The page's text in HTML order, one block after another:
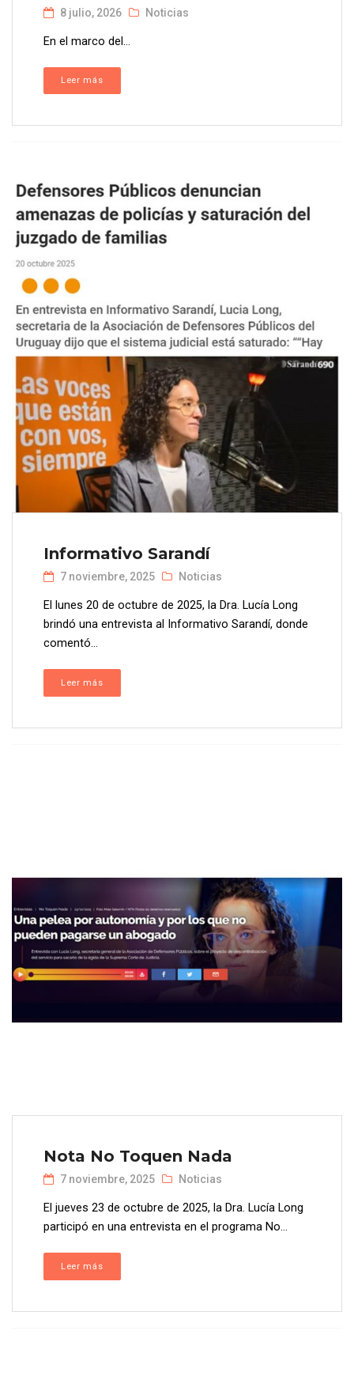
8 julio, 2026 Noticias
En el marco del...
Leer más
Informativo Sarandí
7 noviembre, 2025 Noticias
El lunes 20 de octubre de 2025, la Dra. Lucía Long
brindó una entrevista al Informativo Sarandí, donde
comentó...
Leer más
Nota No Toquen Nada
7 noviembre, 2025 Noticias
El jueves 23 de octubre de 2025, la Dra. Lucía Long
participó en una entrevista en el programa No...
Leer más